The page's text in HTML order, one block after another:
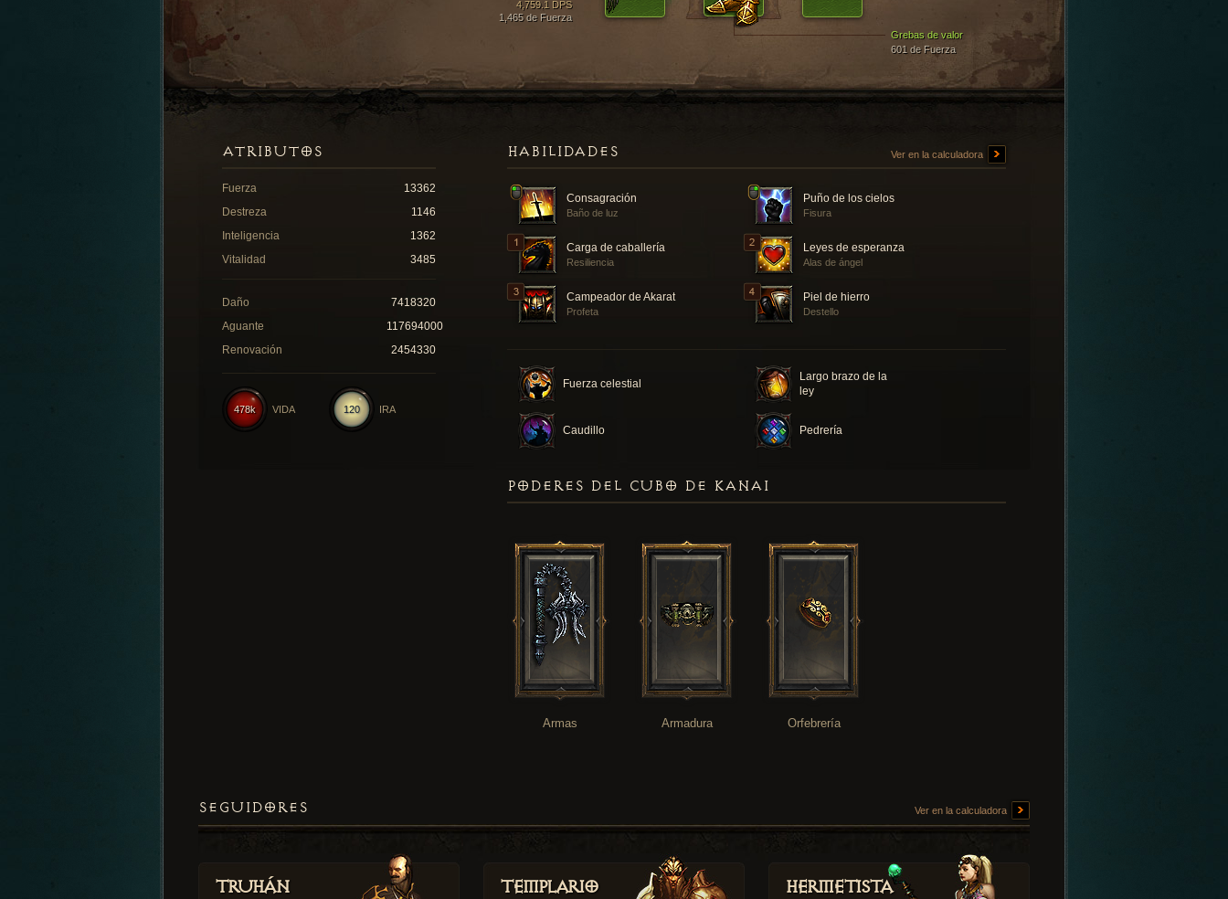
Grebas de valor
601 de Fuerza
4,759.1 DPS
1,465 de Fuerza
HABILIDADES Ver en la calculadora
Consagración
Baño de luz
Puño de los cielos
Fisura
Carga de caballería
Resiliencia
Leyes de esperanza
Alas de ángel
Campeador de Akarat
Profeta
Piel de hierro
Destello
Fuerza celestial
Largo brazo de la
ley
Caudillo Pedrería
ATRIBUTOS
Fuerza
13362
Destreza
1146
Inteligencia
1362
Vitalidad
3485
Daño
7418320
Aguante
117694000
Renovación
2454330
120 IRA
478k VIDA
PODERES DEL CUBO DE KANAI
Armas Armadura Orfebrería
SEGUIDORES Ver en la calculadora
Truhán Templario Hermetista